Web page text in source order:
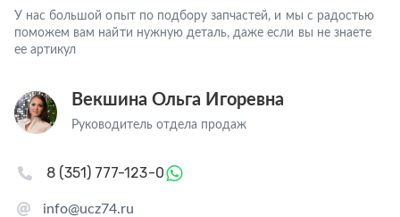
У нас большой опыт по подбору запчастей, и мы с радостью
поможем вам найти нужную деталь, даже если вы не знаете
ее артикул
Векшина Ольга Игоревна
Руководитель отдела продаж
info@ucz74.ru
8 (351) 777-123-0